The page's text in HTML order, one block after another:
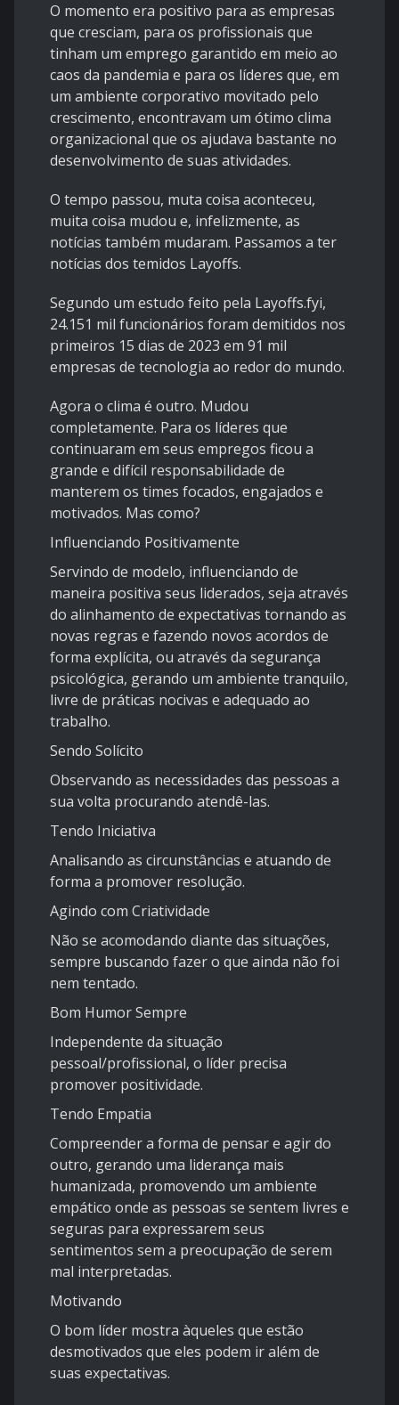
O momento era positivo para as empresas
que cresciam, para os profissionais que
tinham um emprego garantido em meio ao
caos da pandemia e para os líderes que, em
um ambiente corporativo movitado pelo
crescimento, encontravam um ótimo clima
organizacional que os ajudava bastante no
desenvolvimento de suas atividades.
O tempo passou, muta coisa aconteceu,
muita coisa mudou e, infelizmente, as
notícias também mudaram. Passamos a ter
notícias dos temidos Layoffs.
Segundo um estudo feito pela Layoffs.fyi,
24.151 mil funcionários foram demitidos nos
primeiros 15 dias de 2023 em 91 mil
empresas de tecnologia ao redor do mundo.
Agora o clima é outro. Mudou
completamente. Para os líderes que
continuaram em seus empregos ficou a
grande e difícil responsabilidade de
manterem os times focados, engajados e
motivados. Mas como?
Influenciando Positivamente
Servindo de modelo, influenciando de
maneira positiva seus liderados, seja através
do alinhamento de expectativas tornando as
novas regras e fazendo novos acordos de
forma explícita, ou através da segurança
psicológica, gerando um ambiente tranquilo,
livre de práticas nocivas e adequado ao
trabalho.
Sendo Solícito
Observando as necessidades das pessoas a
sua volta procurando atendê-las.
Tendo Iniciativa
Analisando as circunstâncias e atuando de
forma a promover resolução.
Agindo com Criatividade
Não se acomodando diante das situações,
sempre buscando fazer o que ainda não foi
nem tentado.
Bom Humor Sempre
Independente da situação
pessoal/profissional, o líder precisa
promover positividade.
Tendo Empatia
Compreender a forma de pensar e agir do
outro, gerando uma liderança mais
humanizada, promovendo um ambiente
empático onde as pessoas se sentem livres e
seguras para expressarem seus
sentimentos sem a preocupação de serem
mal interpretadas.
Motivando
O bom líder mostra àqueles que estão
desmotivados que eles podem ir além de
suas expectativas.